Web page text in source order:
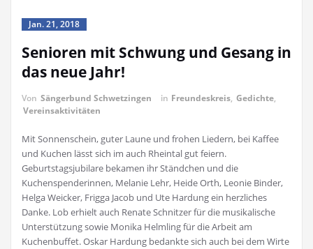
Jan. 21, 2018
Senioren mit Schwung und Gesang in
das neue Jahr!
Von Sängerbund Schwetzingen in Freundeskreis, Gedichte,
Vereinsaktivitäten
Mit Sonnenschein, guter Laune und frohen Liedern, bei Kaffee
und Kuchen lässt sich im auch Rheintal gut feiern.
Geburtstagsjubilare bekamen ihr Ständchen und die
Kuchenspenderinnen, Melanie Lehr, Heide Orth, Leonie Binder,
Helga Weicker, Frigga Jacob und Ute Hardung ein herzliches
Danke. Lob erhielt auch Renate Schnitzer für die musikalische
Unterstützung sowie Monika Helmling für die Arbeit am
Kuchenbuffet. Oskar Hardung bedankte sich auch bei dem Wirte